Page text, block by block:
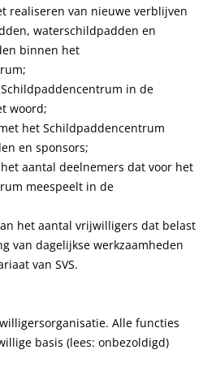
realiseren van nieuwe verblijven
waterschildpadden en
binnen het
in de
woord;
het Schildpaddencentrum
en sponsors;
aantal deelnemers dat voor het
meespeelt in de
het aantal vrijwilligers dat belast
van dagelijkse werkzaamheden
van SVS.
Alle functies
basis (lees: onbezoldigd)